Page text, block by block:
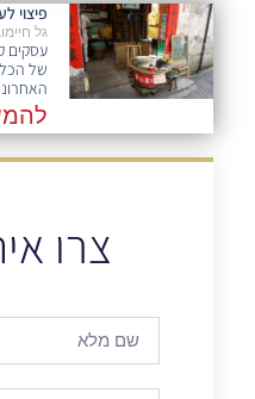
פיצוי
גל
עסקים
של
צרו